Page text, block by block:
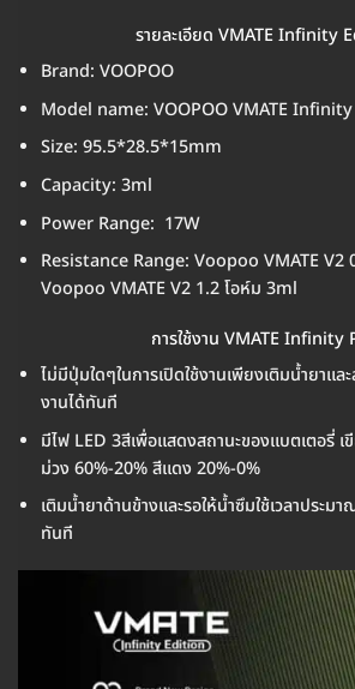
รายละเอียด VMATE Infinity
Brand: VOOPOO
Model name: VOOPOO VMATE
Size: 95.5*28.5*15mm
Capacity: 3ml
Power Range: 17W
Resistance Range: Voopoo VMATE
Voopoo VMATE V2 1.2 โอห์ม 3ml
การใช้งาน VMATE Infinity
ไม่มีปุ่มใดๆในการเปิดใช้งานเพียงเติมน้ำยาแ
งานได้ทันที
มีไฟ LED 3สีเพื่อแสดงสถานะของแบตเตอรี่
ม่วง 60%-20% สีแดง 20%-0%
เติมน้ำยาด้านข้างและรอให้น้ำซึมใช้เวลาประม
ทันที